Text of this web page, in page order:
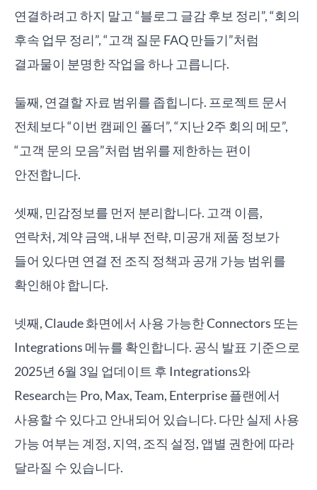
연결하려고 하지 말고 “블로그 글감 후보 정리”, “회의
후속 업무 정리”, “고객 질문 FAQ 만들기”처럼
결과물이 분명한 작업을 하나 고릅니다.
둘째, 연결할 자료 범위를 좁힙니다. 프로젝트 문서
전체보다 “이번 캠페인 폴더”, “지난 2주 회의 메모”,
“고객 문의 모음”처럼 범위를 제한하는 편이
안전합니다.
셋째, 민감정보를 먼저 분리합니다. 고객 이름,
연락처, 계약 금액, 내부 전략, 미공개 제품 정보가
들어 있다면 연결 전 조직 정책과 공개 가능 범위를
확인해야 합니다.
넷째, Claude 화면에서 사용 가능한 Connectors 또는
Integrations 메뉴를 확인합니다. 공식 발표 기준으로
2025년 6월 3일 업데이트 후 Integrations와
Research는 Pro, Max, Team, Enterprise 플랜에서
사용할 수 있다고 안내되어 있습니다. 다만 실제 사용
가능 여부는 계정, 지역, 조직 설정, 앱별 권한에 따라
달라질 수 있습니다.